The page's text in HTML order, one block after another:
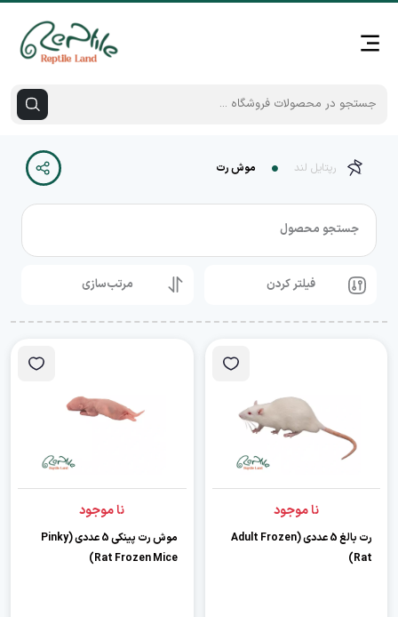
رپتایل لند موش رت
جستجو محصول
فیلتر کردن مرتب‌سازی
نا موجود
رت بالغ 5 عددی (Adult Frozen
Rat)
نا موجود
موش رت پینکی 5 عددی (Pinky
Rat Frozen Mice)